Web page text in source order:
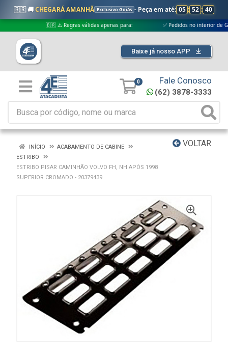
🇧🇷 🚚CHEGARÁ AMANHÃ Exclusivo Goiás - Peça em até: 05 : 52 : 39
🇧🇷 ⚠️ Regras válidas apenas para: ✅ Pedidos no interior de Goiás
Baixe já nosso APP
0 Fale Conosco
(62) 3878-3333
VOLTAR
INÍCIO
ACABAMENTO DE CABINE
ESTRIBO
ESTRIBO PISAR CAMINHÃO VOLVO FH, NH APÓS 1998
SUPERIOR CROMADO - 20379439